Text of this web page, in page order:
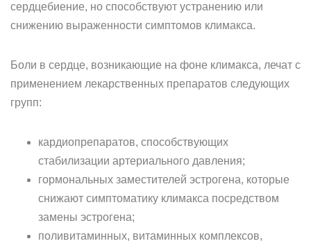
сердцебиение, но способствуют устранению или
снижению выраженности симптомов климакса.
Боли в сердце, возникающие на фоне климакса, лечат с
применением лекарственных препаратов следующих
групп:
кардиопрепаратов, способствующих
стабилизации артериального давления;
гормональных заместителей эстрогена, которые
снижают симптоматику климакса посредством
замены эстрогена;
поливитаминных, витаминных комплексов,